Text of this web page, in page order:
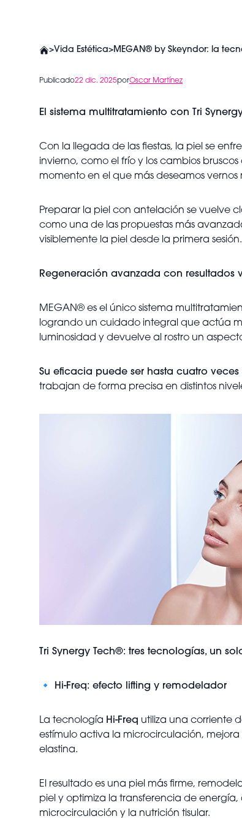
>Vida Estética>MEGAN® by Skeyndor: la
Publicado22 dic. 2025porOscar Martínez
El sistema multitratamiento con Tri
Con la llegada de las fiestas, la piel se
invierno, como el frío y los cambios
momento en el que más deseamos vernos
Preparar la piel con antelación se vuelve
como una de las propuestas más
visiblemente la piel desde la primera sesión.
Regeneración avanzada con resultados
MEGAN® es el único sistema
logrando un cuidado integral que actúa
luminosidad y devuelve al rostro un
Su eficacia puede ser hasta cuatro
trabajan de forma precisa en distintos
Tri Synergy Tech®: tres tecnologías, un
🔹 Hi-Freq: efecto lifting y remodelador
La tecnología Hi-Freq utiliza una corriente
estímulo activa la microcirculación,
elastina.
El resultado es una piel más firme,
piel y optimiza la transferencia de
microcirculación y la nutrición tisular.